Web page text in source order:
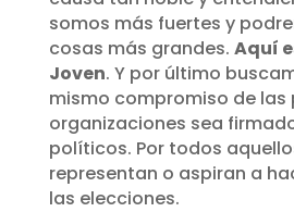
somos más fuertes y
cosas más grandes. Aquí
Joven. Y por último
mismo compromiso de las
organizaciones sea
políticos. Por todos
representan o aspiran a
las elecciones.